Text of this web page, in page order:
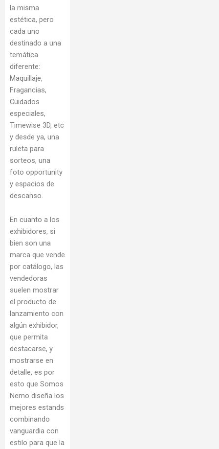
la misma
estética, pero
cada uno
destinado a una
temática
diferente:
Maquillaje,
Fragancias,
Cuidados
especiales,
Timewise 3D, etc
y desde ya, una
ruleta para
sorteos, una
foto opportunity
y espacios de
descanso.
En cuanto a los
exhibidores, si
bien son una
marca que vende
por catálogo, las
vendedoras
suelen mostrar
el producto de
lanzamiento con
algún exhibidor,
que permita
destacarse, y
mostrarse en
detalle, es por
esto que Somos
Nemo diseña los
mejores estands
combinando
vanguardia con
estilo para que la